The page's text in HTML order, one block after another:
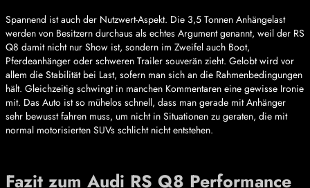
Spannend ist auch der Nutzwert-Aspekt. Die 3,5 Tonnen Anhängelast
werden von Besitzern durchaus als echtes Argument genannt, weil der RS
Q8 damit nicht nur Show ist, sondern im Zweifel auch Boot,
Pferdeanhänger oder schweren Trailer souverän zieht. Gelobt wird vor
allem die Stabilität bei Last, sofern man sich an die Rahmenbedingungen
hält. Gleichzeitig schwingt in manchen Kommentaren eine gewisse Ironie
mit. Das Auto ist so mühelos schnell, dass man gerade mit Anhänger
sehr bewusst fahren muss, um nicht in Situationen zu geraten, die mit
normal motorisierten SUVs schlicht nicht entstehen.
Fazit zum Audi RS Q8 Performance